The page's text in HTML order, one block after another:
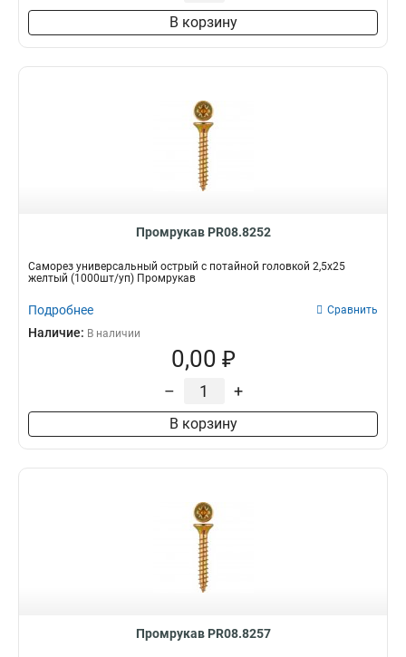
В корзину
Промрукав PR08.8252
Саморез универсальный острый с потайной головкой 2,5х25
желтый (1000шт/уп) Промрукав
Подробнее Сравнить
Наличие: В наличии
0,00 ₽
– +
В корзину
Промрукав PR08.8257